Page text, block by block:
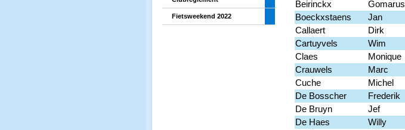
Beirinckx Gomarus
Boeckxstaens Jan
Callaert Dirk
Cartuyvels Wim
Claes Monique
Crauwels Marc
Cuche Michel
De Bosscher Frederik
De Bruyn Jef
De Haes Willy
Fietsweekend 2022